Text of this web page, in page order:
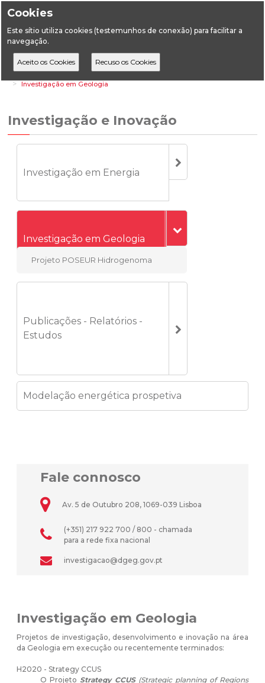
Cookies
Este sítio utiliza cookies (testemunhos de conexão) para facilitar a
navegação.
HomeÁreas Transversais
Investigação e Inovação
Investigação em Geologia
Investigação e Inovação
Investigação em Energia
Investigação em Geologia
Projeto POSEUR Hidrogenoma
Publicações - Relatórios -
Estudos
Modelação energética prospetiva
Fale connosco
Av. 5 de Outubro 208, 1069-039 Lisboa
(+351) 217 922 700 / 800 - chamada
para a rede fixa nacional
investigacao@dgeg.gov.pt
Investigação em Geologia
Projetos de investigação, desenvolvimento e inovação na área
da Geologia em execução ou recentemente terminados:
H2020 - Strategy CCUS
O Projeto Strategy CCUS(Strategic planning of Regions